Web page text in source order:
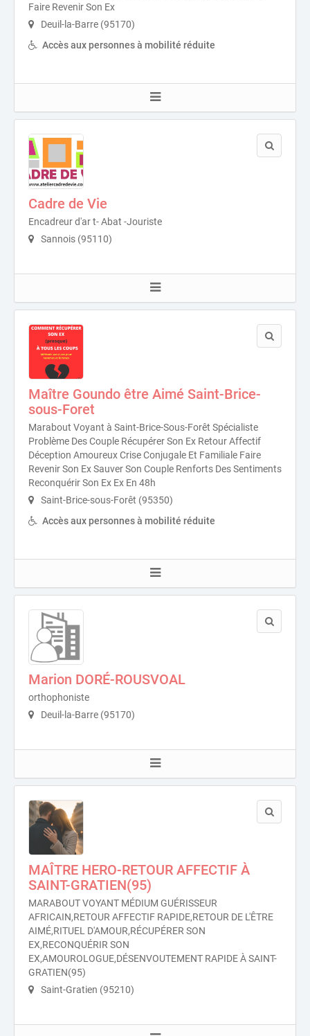
Faire Revenir Son Ex
Deuil-la-Barre (95170)
Accès aux personnes à mobilité réduite
Cadre de Vie
Encadreur d'ar t- Abat -Jouriste
Sannois (95110)
Maître Goundo être Aimé Saint-Brice-
sous-Foret
Marabout Voyant à Saint-Brice-Sous-Forêt Spécialiste
Problème Des Couple Récupérer Son Ex Retour Affectif
Déception Amoureux Crise Conjugale Et Familiale Faire
Revenir Son Ex Sauver Son Couple Renforts Des Sentiments
Reconquérir Son Ex Ex En 48h
Saint-Brice-sous-Forêt (95350)
Accès aux personnes à mobilité réduite
Marion DORÉ-ROUSVOAL
orthophoniste
Deuil-la-Barre (95170)
MAÎTRE HERO-RETOUR AFFECTIF À
SAINT-GRATIEN(95)
MARABOUT VOYANT MÉDIUM GUÉRISSEUR
AFRICAIN,RETOUR AFFECTIF RAPIDE,RETOUR DE L'ÊTRE
AIMÉ,RITUEL D'AMOUR,RÉCUPÉRER SON
EX,RECONQUÉRIR SON
EX,AMOUROLOGUE,DÉSENVOUTEMENT RAPIDE À SAINT-
GRATIEN(95)
Saint-Gratien (95210)